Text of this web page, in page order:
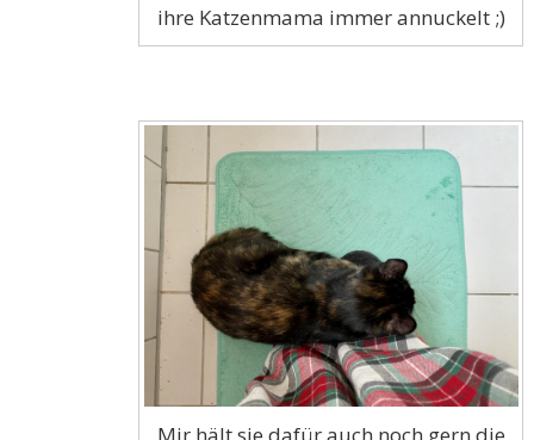
ihre Katzenmama immer annuckelt ;)